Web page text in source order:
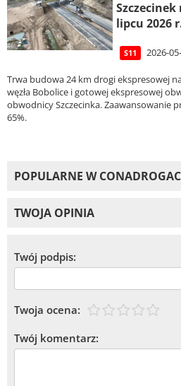
lipcu 2026
S11 2026-
Trwa budowa 24 km drogi ekspresowej
węzła Bobolice i gotowej ekspresowej
obwodnicy Szczecinka. Zaawansowanie
65%.
POPULARNE W
TWOJA OPINIA
Twój podpis:
Twoja ocena:
Twój komentarz: